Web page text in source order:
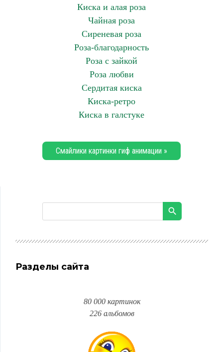
Киска и алая роза
Чайная роза
Сиреневая роза
Роза-благодарность
Роза с зайкой
Роза любви
Сердитая киска
Киска-ретро
Киска в галстуке
Смайлики картинки гиф анимации »
Разделы сайта
80 000 картинок
226 альбомов